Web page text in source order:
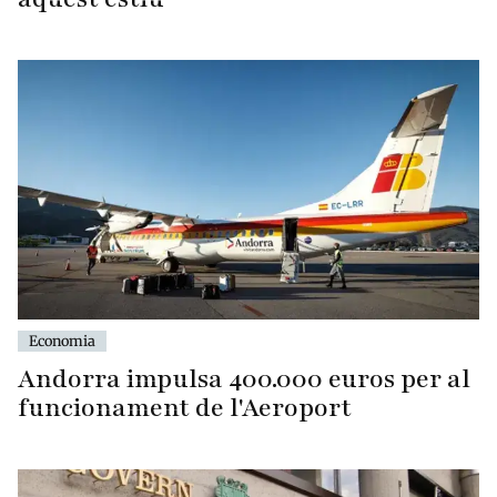
Economia
Andorra impulsa 400.000 euros per al
funcionament de l'Aeroport